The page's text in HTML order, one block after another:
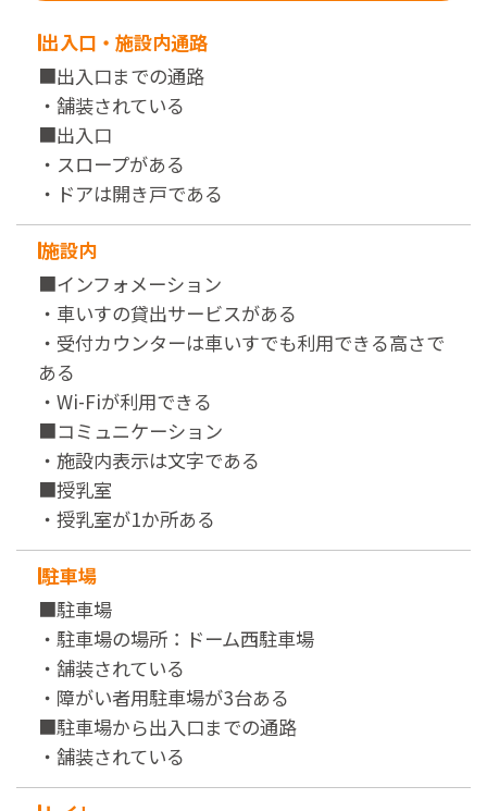
出入口・施設内通路
■出入口までの通路
・舗装されている
■出入口
・スロープがある
・ドアは開き戸である
施設内
■インフォメーション
・車いすの貸出サービスがある
・受付カウンターは車いすでも利用できる高さで
ある
・Wi-Fiが利用できる
■コミュニケーション
・施設内表示は文字である
■授乳室
・授乳室が1か所ある
駐車場
■駐車場
・駐車場の場所：ドーム西駐車場
・舗装されている
・障がい者用駐車場が3台ある
■駐車場から出入口までの通路
・舗装されている